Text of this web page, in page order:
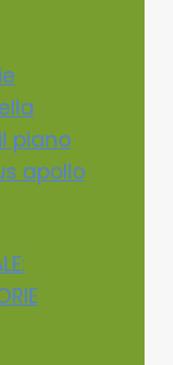
piano
apollo